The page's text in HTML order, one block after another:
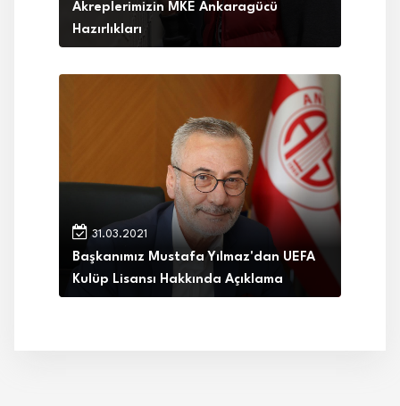
Akreplerimizin MKE Ankaragücü
Hazırlıkları
31.03.2021
Başkanımız Mustafa Yılmaz'dan UEFA
Kulüp Lisansı Hakkında Açıklama